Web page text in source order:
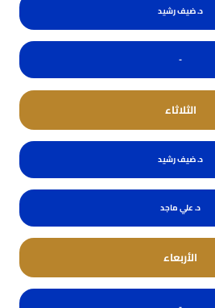
د. ضيف رشيد
-
الثلاثاء
د. ضيف رشيد
د. علي ماجد
الأربعاء